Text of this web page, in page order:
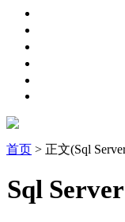
首页 > 正文(Sql
Sql